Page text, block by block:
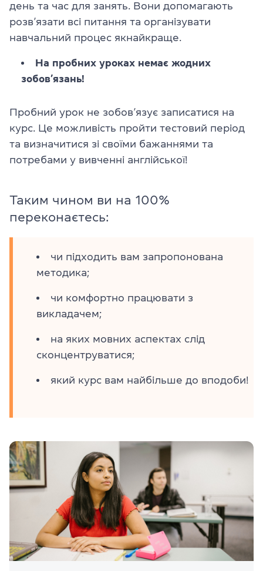
день та час для занять. Вони допомагають
розв’язати всі питання та організувати
навчальний процес якнайкраще.
На пробних уроках немає жодних
зобов’язань!
Пробний урок не зобов’язує записатися на
курс. Це можливість пройти тестовий період
та визначитися зі своїми бажаннями та
потребами у вивченні англійської!
Таким чином ви на 100%
переконаєтесь:
чи підходить вам запропонована
методика;
чи комфортно працювати з
викладачем;
на яких мовних аспектах слід
сконцентруватися;
який курс вам найбільше до вподоби!